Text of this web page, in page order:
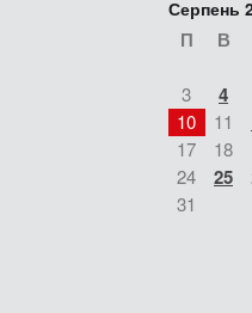
Серпень
П В
3 4
10
11
17
18
24
25
31